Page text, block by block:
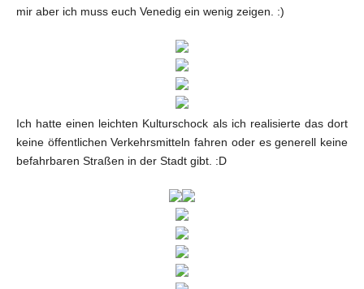
mir aber ich muss euch Venedig ein wenig zeigen. :)
Ich hatte einen leichten Kulturschock als ich realisierte das dort
keine öffentlichen Verkehrsmitteln fahren oder es generell keine
befahrbaren Straßen in der Stadt gibt. :D